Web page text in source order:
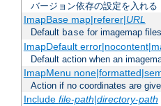
バージョン依存の設定を入れる
ImapBase map|referer|URL
Default base for imagemap files
ImapDefault
Default action when an
ImapMenu
Action if no coordinates are
Include file-path|directory-path